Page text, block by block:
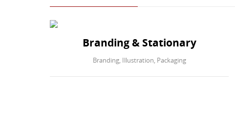
Branding & Stationary
Branding, Illustration, Packaging